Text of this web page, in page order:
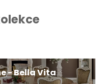
- Bella Vita